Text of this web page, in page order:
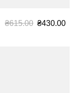
₴615.00 ₴430.00